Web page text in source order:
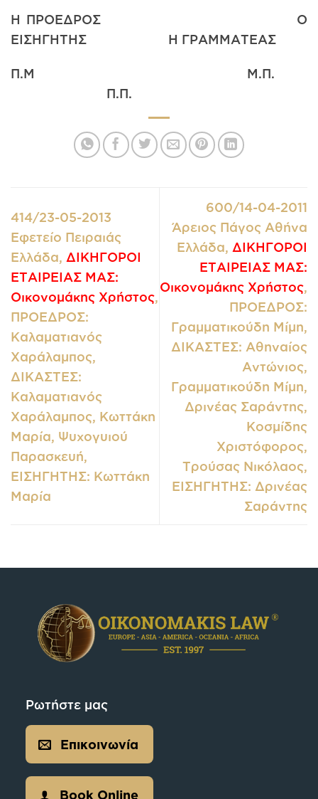
Η ΠΡΟΕΔΡΟΣ Ο
ΕΙΣΗΓΗΤΗΣ Η ΓΡΑΜΜΑΤΕΑΣ
Π.Μ Μ.Π.
Π.Π.
414/23-05-2013
Εφετείο Πειραιάς
Ελλάδα, ΔΙΚΗΓΟΡΟΙ
ΕΤΑΙΡΕΙΑΣ ΜΑΣ:
Οικονομάκης Χρήστος
ΠΡΟΕΔΡΟΣ:
Καλαματιανός
Χαράλαμπος,
ΔΙΚΑΣΤΕΣ:
Καλαματιανός
Χαράλαμπος, Κωττάκη
Μαρία, Ψυχογυιού
Παρασκευή,
ΕΙΣΗΓΗΤΗΣ: Κωττάκη
Μαρία
600/14-04-2011
Άρειος Πάγος Αθήνα
Ελλάδα, ΔΙΚΗΓΟΡΟΙ
ΕΤΑΙΡΕΙΑΣ ΜΑΣ:
Οικονομάκης Χρήστος
ΠΡΟΕΔΡΟΣ:
Γραμματικούδη Μίμη,
ΔΙΚΑΣΤΕΣ: Αθηναίος
Αντώνιος,
Γραμματικούδη Μίμη,
Δρινέας Σαράντης,
Κοσμίδης
Χριστόφορος,
Τρούσας Νικόλαος,
ΕΙΣΗΓΗΤΗΣ: Δρινέας
Σαράντης
Ρωτήστε μας
Επικοινωνία
Book Online